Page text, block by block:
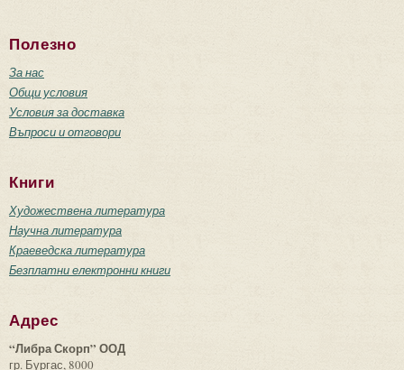
Полезно
За нас
Общи условия
Условия за доставка
Въпроси и отговори
Книги
Художествена литература
Научна литература
Краеведска литература
Безплатни електронни книги
Адрес
“Либра Скорп” ООД
гр. Бургас, 8000